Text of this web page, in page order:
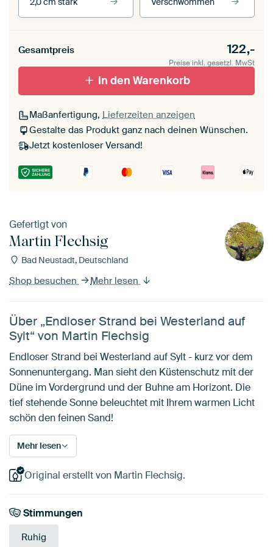
Mit Schattenfugenrahmen,
schwarz
Mit Schattenfugenrahmen,
weiß
Leinwand für
Seitenkanten
Gesamtpreis 122,-
Preise inkl. gesetzl. MwSt
In den Warenkorb
Maßanfertigung, Lieferzeiten anzeigen
Gestalte das Produkt ganz nach deinen Wünschen.
Jetzt kostenloser Versand!
Gefertigt von
Martin Flechsig
Bad Neustadt, Deutschland
Shop besuchen Mehr lesen
Über „Endloser Strand bei Westerland auf
Sylt“ von Martin Flechsig
Endloser Strand bei Westerland auf Sylt - kurz vor dem
Sonnenuntergang. Man sieht den Küstenschutz mit der
Düne im Vordergrund und der Buhne am Horizont. Die
tief stehende Sonne beleuchtet mit Ihrem warmen Licht
schön den feinen Sand!
Mehr lesen
Original erstellt von Martin Flechsig.
Stimmungen
Ruhig